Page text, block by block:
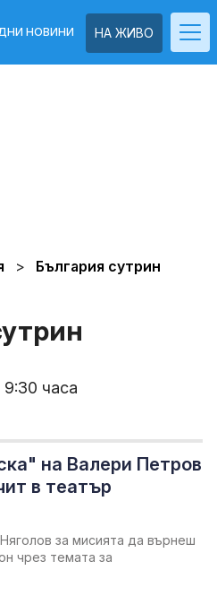
НА ЖИВО
НОВИНИ
България сутрин
9:30 часа
на Валери Петров
в театър
за мисията да върнеш
чрез темата за